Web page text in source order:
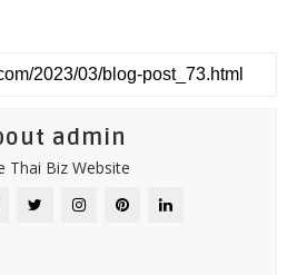
admin
Thai Biz Website